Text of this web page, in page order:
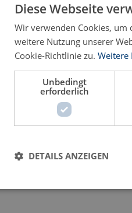
Diese Webseite
Wir verwenden Cookies, um
weitere Nutzung unserer
Cookie-Richtlinie zu. Weitere
Unbedingt
erforderlich
DETAILS ANZEIGEN